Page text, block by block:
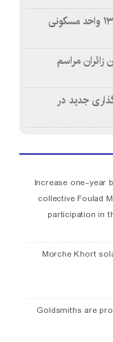
بازآفرینی محله همت‌آباد اصفهان با احداث ۱۳۰ واحد مسکونی
میان زائران مراسم
جدید در
Increase one-year
collective Foulad
participation in
Morche Khort
Goldsmiths are